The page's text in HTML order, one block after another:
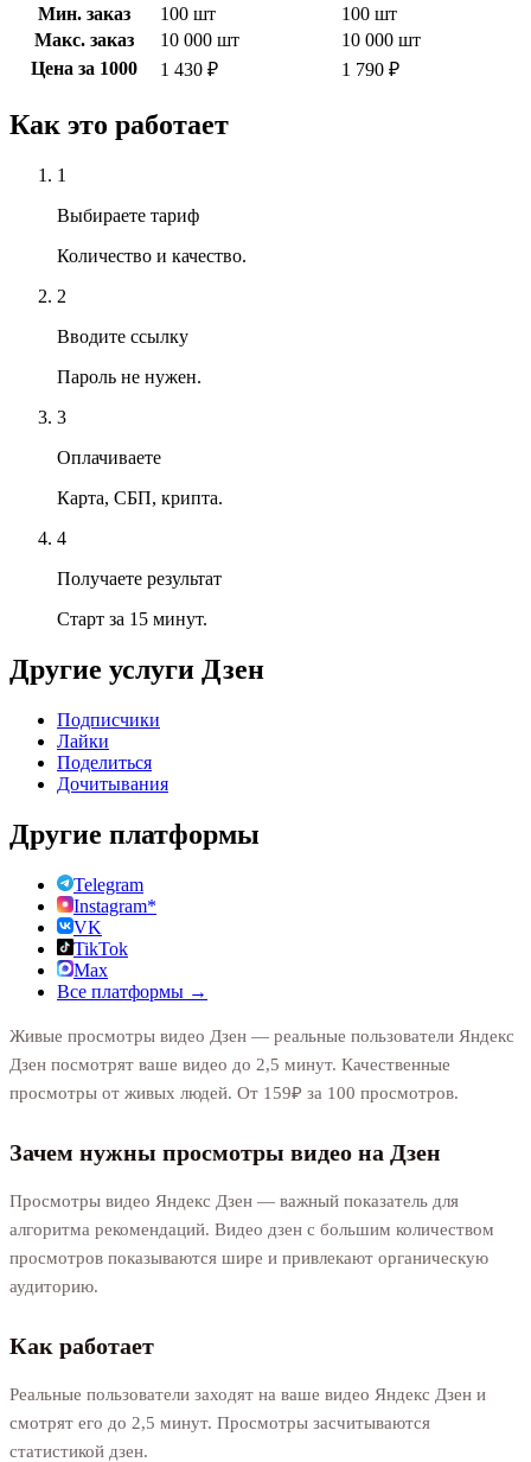
Мин. заказ
100 шт
100 шт
Макс. заказ
10 000 шт
10 000 шт
Цена за 1000
1 430 ₽ 1 790 ₽
Как это работает
1
Выбираете тариф
Количество и качество.
2
Вводите ссылку
Пароль не нужен.
3
Оплачиваете
Карта, СБП, крипта.
4
Получаете результат
Старт за 15 минут.
Другие услуги Дзен
Подписчики
Лайки
Поделиться
Дочитывания
Другие платформы
Telegram
Instagram*
VK
TikTok
Max
Все платформы →
Живые просмотры видео Дзен — реальные пользователи Яндекс
Дзен посмотрят ваше видео до 2,5 минут. Качественные
просмотры от живых людей. От 159₽ за 100 просмотров.
Зачем нужны просмотры видео на Дзен
Просмотры видео Яндекс Дзен — важный показатель для
алгоритма рекомендаций. Видео дзен с большим количеством
просмотров показываются шире и привлекают органическую
аудиторию.
Как работает
Реальные пользователи заходят на ваше видео Яндекс Дзен и
смотрят его до 2,5 минут. Просмотры засчитываются
статистикой дзен.